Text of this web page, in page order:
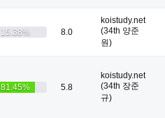
15.38% 8.0
koistudy.net
(34th 양준
원)
81.45% 5.8
koistudy.net
(34th 장준
규)